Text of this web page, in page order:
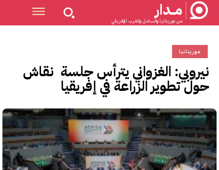
مــدار
من موريتانيا والساحل والغرب الإفريقي
موريتانيا
نيروبي: الغزواني يترأس جلسة نقاش
حول تطوير الزراعة في إفريقيا